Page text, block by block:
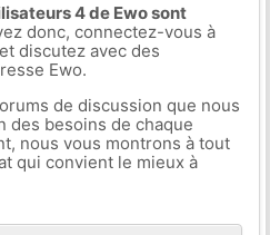
4 de Ewo sont
donc, connectez-vous à
discutez avec des
Ewo.
de discussion que nous
des besoins de chaque
nous vous montrons à tout
qui convient le mieux à